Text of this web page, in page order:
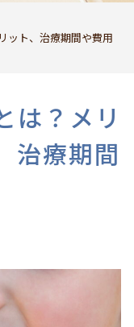
ット、治療期間や費用
は？メリ
治療期間